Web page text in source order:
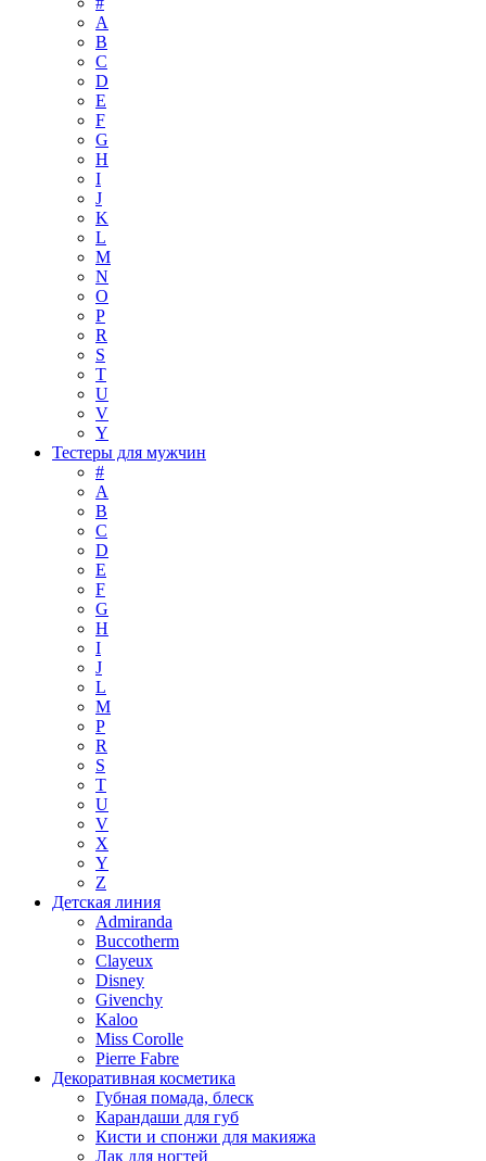
A
B
C
D
E
F
G
H
I
J
K
L
M
N
O
P
R
S
T
U
V
Y
Тестеры для мужчин
#
A
B
C
D
E
F
G
H
I
J
L
M
P
R
S
T
U
V
X
Y
Z
Детская линия
Admiranda
Buccotherm
Clayeux
Disney
Givenchy
Kaloo
Miss Corolle
Pierre Fabre
Декоративная косметика
Губная помада, блеск
Карандаши для губ
Кисти и спонжи для макияжа
Лак для ногтей